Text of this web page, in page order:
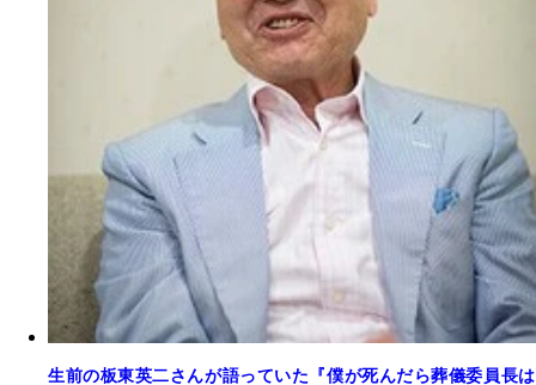
生前の板東英二さんが語っていた『僕が死んだら葬儀委員長は